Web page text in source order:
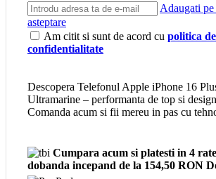
Adaugati pe
asteptare
Am citit si sunt de acord cu politica de
confidentialitate
Descopera Telefonul Apple iPhone 16
Ultramarine – performanta de top si
Comanda acum si fii mereu in pas cu
Cumpara acum si platesti in 4
dobanda incepand de la 154,50 RON